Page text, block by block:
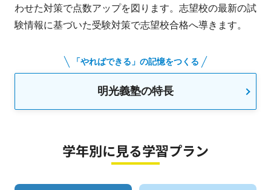
わせた対策で点数アップを図ります。志望校の最新の試
験情報に基づいた受験対策で志望校合格へ導きます。
「やればできる」の記憶をつくる
明光義塾の特長
学年別に見る学習プラン